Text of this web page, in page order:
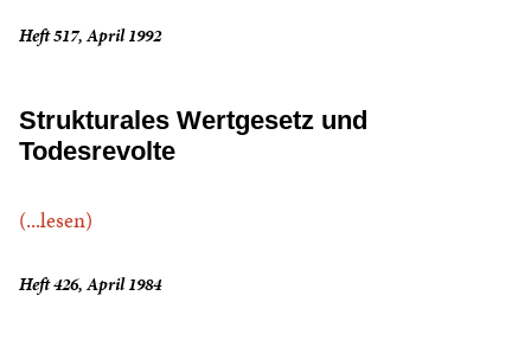
Heft 517, April 1992
Strukturales Wertgesetz und
Todesrevolte
(...lesen)
Heft 426, April 1984